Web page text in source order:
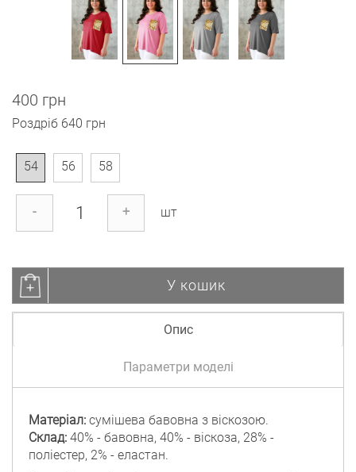
400 грн
Роздріб 640 грн
54 56 58
- + шт
У кошик
Опис
Параметри моделі
Матеріал: сумішева бавовна з віскозою.
Склад: 40% - бавовна, 40% - віскоза, 28% -
поліестер, 2% - еластан.